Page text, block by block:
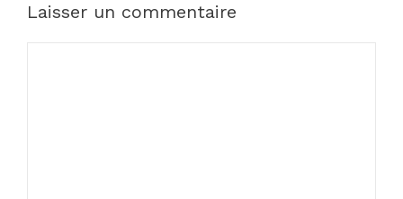
Laisser un commentaire